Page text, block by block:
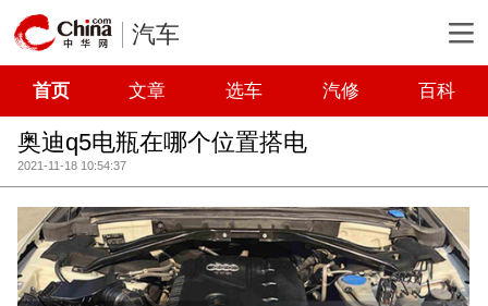
汽车
首页 文章 选车 汽修 百科
奥迪q5电瓶在哪个位置搭电
2021-11-18 10:54:37